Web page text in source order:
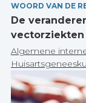
WOORD VAN DE
De
vectorziekten
Algemene